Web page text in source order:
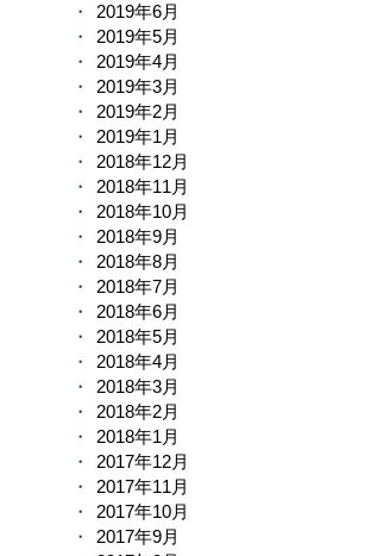
2019年6月
2019年5月
2019年4月
2019年3月
2019年2月
2019年1月
2018年12月
2018年11月
2018年10月
2018年9月
2018年8月
2018年7月
2018年6月
2018年5月
2018年4月
2018年3月
2018年2月
2018年1月
2017年12月
2017年11月
2017年10月
2017年9月